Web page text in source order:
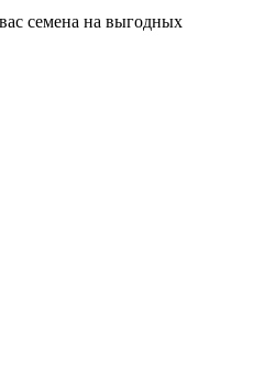
семена на выгодных